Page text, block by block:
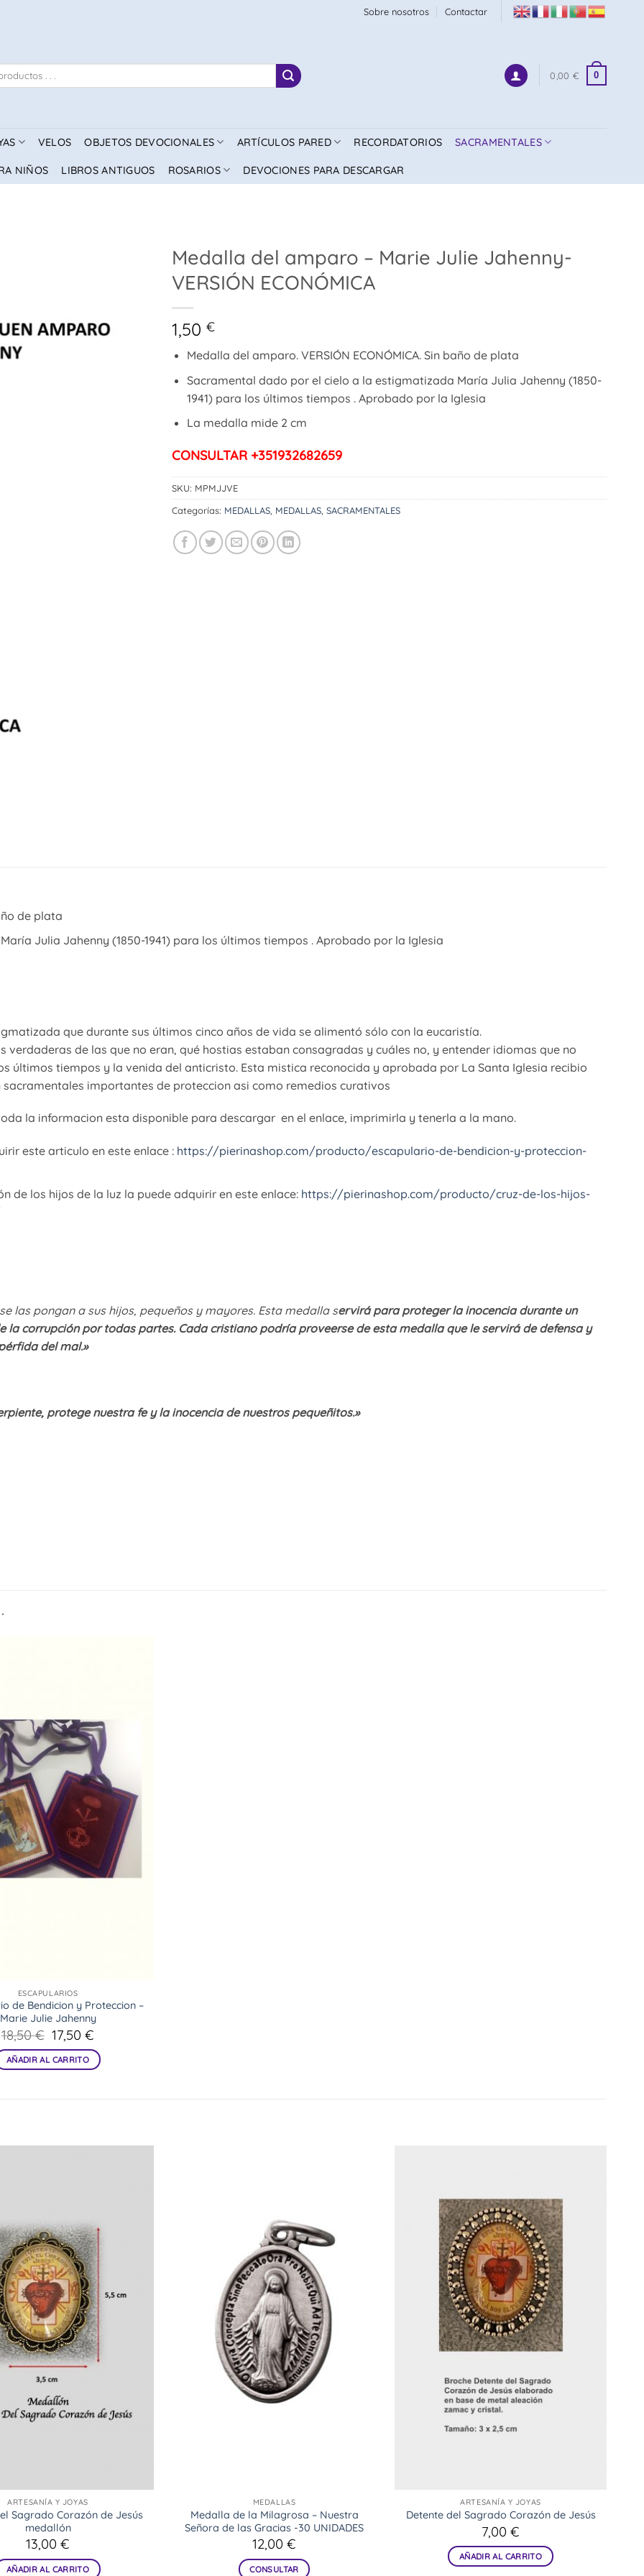
Sobre nosotros Contactar
0,00 € 0
VELOS OBJETOS DEVOCIONALES ARTÍCULOS PARED RECORDATORIOS SACRAMENTALES
NIÑOS LIBROS ANTIGUOS ROSARIOS DEVOCIONES PARA DESCARGAR
Medalla del amparo – Marie Julie Jahenny-
VERSIÓN ECONÓMICA
1,50 €
Medalla del amparo. VERSIÓN ECONÓMICA. Sin baño de plata
Sacramental dado por el cielo a la estigmatizada María Julia Jahenny (1850-
1941) para los últimos tiempos . Aprobado por la Iglesia
La medalla mide 2 cm
CONSULTAR +351932682659
SKU: MPMJJVE
Categorías: MEDALLAS MEDALLAS SACRAMENTALES
de plata
Julia Jahenny (1850-1941) para los últimos tiempos . Aprobado por la Iglesia
que durante sus últimos cinco años de vida se alimentó sólo con la eucaristía.
de las que no eran, qué hostias estaban consagradas y cuáles no, y entender idiomas que no
últimos tiempos y la venida del anticristo. Esta mistica reconocida y aprobada por La Santa Iglesia recibio
importantes de proteccion asi como remedios curativos
la informacion esta disponible para descargar en el enlace, imprimirla y tenerla a la mano.
este articulo en este enlace : https://pierinashop.com/producto/escapulario-de-bendicion-y-proteccion-
de los hijos de la luz la puede adquirir en este enlace: https://pierinashop.com/producto/cruz-de-los-hijos-
las pongan a sus hijos, pequeños y mayores. Esta medalla servirá para proteger la inocencia durante un
corrupción por todas partes. Cada cristiano podría proveerse de esta medalla que le servirá de defensa y
del mal.»
protege nuestra fe y la inocencia de nuestros pequeñitos.»
ESCAPULARIOS
de Bendicion y Proteccion –
Marie Julie Jahenny
18,50€ El
precio
original
era:
17,50€
precio
actual
es:
AÑADIR AL CARRITO
ARTESANÍA Y JOYAS
Sagrado Corazón de Jesús
medallón
13,00 €
AÑADIR AL CARRITO
MEDALLAS
Medalla de la Milagrosa – Nuestra
Señora de las Gracias -30 UNIDADES
12,00 €
CONSULTAR
ARTESANÍA Y JOYAS
Detente del Sagrado Corazón de Jesús
7,00 €
AÑADIR AL CARRITO